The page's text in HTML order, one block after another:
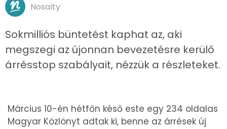
Nosalty
Sokmilliós büntetést kaphat az, aki
megszegi az újonnan bevezetésre kerülő
árrésstop szabályait, nézzük a részleteket.
Március 10-én hétfőn késő este egy 234 oldalas
Magyar Közlönyt adtak ki, benne az árrések új